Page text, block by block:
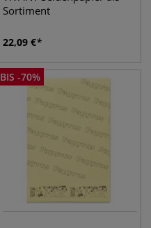
Sortiment
22,09 €
BIS -70%